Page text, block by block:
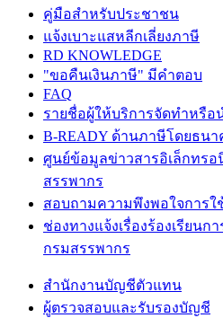
คู่มือสำหรับประชาชน
แจ้งเบาะแสหลีกเลี่ยงภาษี
RD KNOWLEDGE
"ขอคืนเงินภาษี" มีคำตอบ
FAQ
รายชื่อผู้ให้บริการจัดทำหรื
B-READY ด้านภาษีโดยธนา
ศูนย์ข้อมูลข่าวสารอิเล็กทรอ
สรรพากร
สอบถามความพึงพอใจการใ
ช่องทางแจ้งเรื่องร้องเรียน
กรมสรรพากร
สำนักงานบัญชีตัวแทน
ผู้ตรวจสอบและรับรองบัญชี